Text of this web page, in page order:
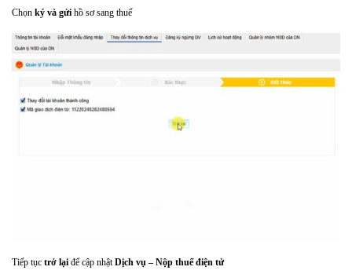
Chọn ký và gửi hồ sơ sang thuế
Tiếp tục trở lại để cập nhậtDịch vụ – Nộp thuế điện tử